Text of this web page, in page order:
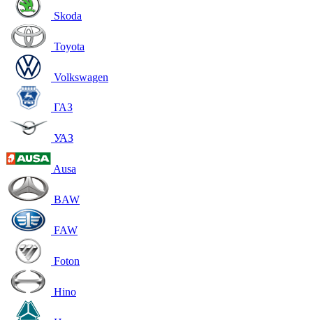
Skoda
Toyota
Volkswagen
ГАЗ
УАЗ
Ausa
BAW
FAW
Foton
Hino